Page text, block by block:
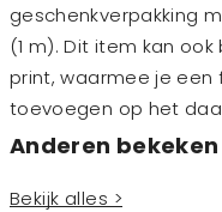
geschenkverpakking
(1 m). Dit item kan
print, waarmee je een
toevoegen op het
Anderen
Bekijk alles >